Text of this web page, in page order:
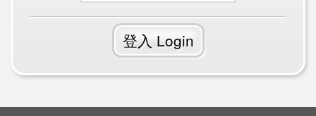
登入 Login